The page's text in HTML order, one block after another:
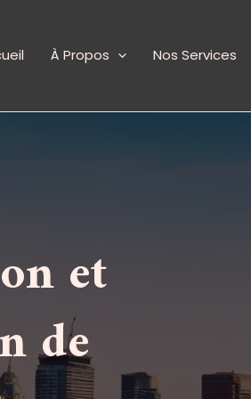
À Propos Nos Services
et
de